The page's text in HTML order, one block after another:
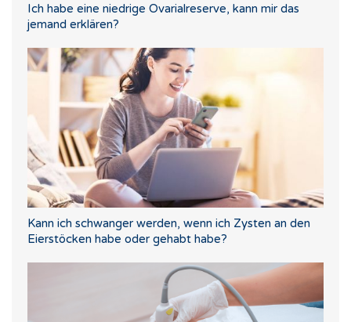
Ich habe eine niedrige Ovarialreserve, kann mir das
jemand erklären?
Kann ich schwanger werden, wenn ich Zysten an den
Eierstöcken habe oder gehabt habe?